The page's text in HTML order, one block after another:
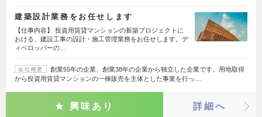
建築設計業務をお任せします
【仕事内容】 投資用賃貸マンションの新築プロジェクトに
おける、建設工事の設計・施工管理業務をお任せします。デ
ィベロッパーの…
会社概要
創業55年の企業、創業38年の企業から独立した企業です。用地取得
から投資用賃貸マンションの一棟販売を主体とした事業を行っ…
興味あり 詳細へ